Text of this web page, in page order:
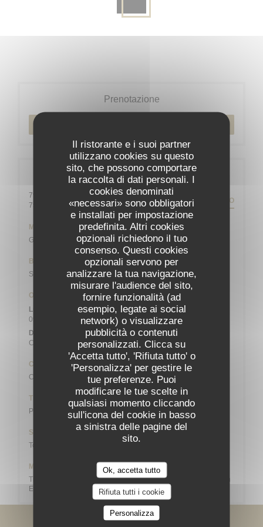
Il ristorante e i suoi partner
utilizzano cookies su questo
sito, che possono comportare
la raccolta di dati personali. I
cookies denominati
«necessari» sono obbligatori
e installati per impostazione
predefinita. Altri cookies
opzionali richiedono il tuo
consenso. Questi cookies
opzionali servono per
analizzare la tua navigazione,
misurare l'audience del sito,
fornire funzionalità (ad
esempio, legate ai social
network) o visualizzare
pubblicità o contenuti
personalizzati. Clicca su
'Accetta tutto', 'Rifiuta tutto' o
'Personalizza' per gestire le
tue preferenze. Puoi
modificare le tue scelte in
qualsiasi momento cliccando
sull'icona del cookie in basso
a sinistra delle pagine del
sito.
Ok, accetta tutto
Rifiuta tutti i cookie
Personalizza
Prenotazione
Informazioni pratiche
79 rue Daguerre - 01 43 21 92 29
75014 Paris
((apre una nuova finestra))
PERCORSO
Metro
Gaîté
Bike-sharing
Station n° 14103 132 / 136 AVENUE DU MAINE
Orari
Lun
09:00 - 13:45
19:00 - 21:45
Domenica
Chiuso
Cucina
Cucina Creativa, Bistronomique
Tipologia
Pub
Servizi
Toilette e accesso per disabili, Pranzi di gruppo
Metodo di pagamento
Titoli ristorante (solo pranzo), Contanti, Maestro, Visa, American
Express, Bancomat